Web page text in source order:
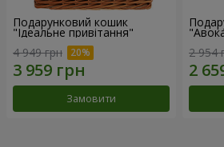
Подарунковий кошик
"Ідеальне привітання"
4 949 грн
Замовити
2 954